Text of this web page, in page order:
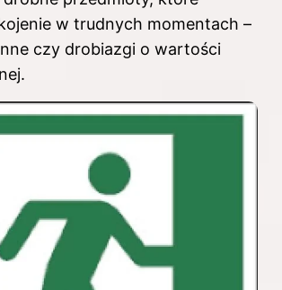
w trudnych momentach –
czy drobiazgi o wartości